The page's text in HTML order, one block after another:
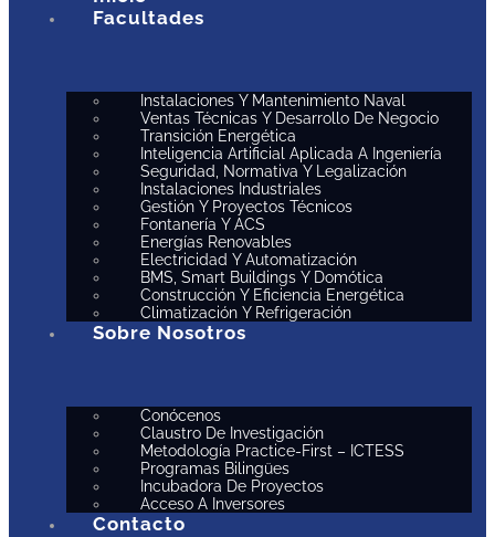
Facultades
Instalaciones Y Mantenimiento Naval
Ventas Técnicas Y Desarrollo De Negocio
Transición Energética
Inteligencia Artificial Aplicada A Ingeniería
Seguridad, Normativa Y Legalización
Instalaciones Industriales
Gestión Y Proyectos Técnicos
Fontanería Y ACS
Energías Renovables
Electricidad Y Automatización
BMS, Smart Buildings Y Domótica
Construcción Y Eficiencia Energética
Climatización Y Refrigeración
Sobre Nosotros
Conócenos
Claustro De Investigación
Metodología Practice-First – ICTESS
Programas Bilingües
Incubadora De Proyectos
Acceso A Inversores
Contacto